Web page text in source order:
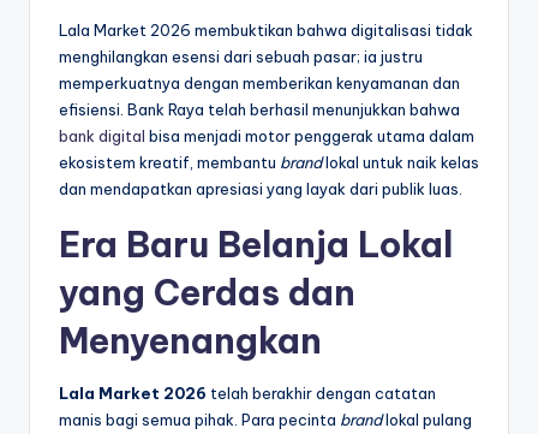
Lala Market 2026 membuktikan bahwa digitalisasi tidak
menghilangkan esensi dari sebuah pasar; ia justru
memperkuatnya dengan memberikan kenyamanan dan
efisiensi. Bank Raya telah berhasil menunjukkan bahwa
bank digital bisa menjadi motor penggerak utama dalam
ekosistem kreatif, membantu brandlokal untuk naik kelas
dan mendapatkan apresiasi yang layak dari publik luas.
Era Baru Belanja Lokal
yang Cerdas dan
Menyenangkan
Lala Market 2026 telah berakhir dengan catatan
manis bagi semua pihak. Para pecinta brandlokal pulang